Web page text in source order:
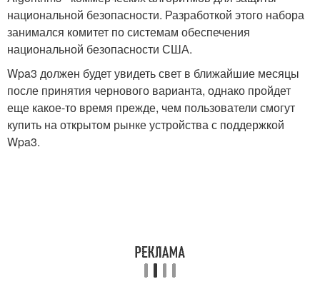
национальной безопасности. Разработкой этого набора
занимался комитет по системам обеспечения
национальной безопасности США.
Wpa3 должен будет увидеть свет в ближайшие месяцы
после принятия чернового варианта, однако пройдет
еще какое-то время прежде, чем пользователи смогут
купить на открытом рынке устройства с поддержкой
Wpa3.